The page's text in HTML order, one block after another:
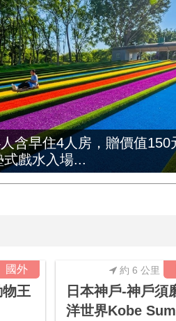
含早住4人房，贈價值150
戲水入場...
國外
王
約 6 公里
日本神戶-神戶須
洋世界Kobe